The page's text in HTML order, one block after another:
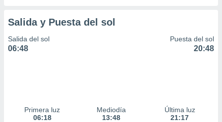
Salida y Puesta del sol
Salida del sol
06:48
Puesta del sol
20:48
Primera luz
06:18
Mediodía
13:48
Última luz
21:17